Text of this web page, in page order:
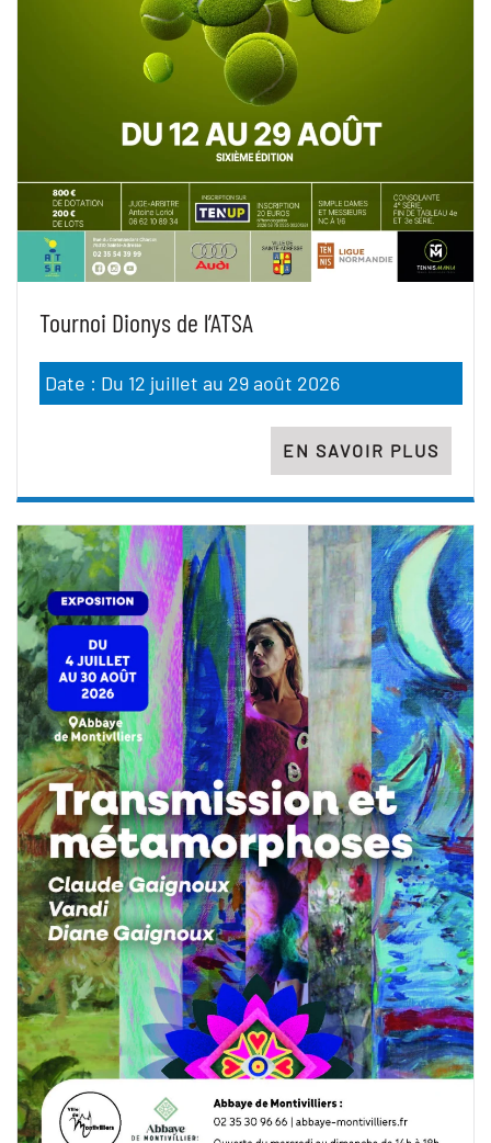
Tournoi Dionys de l’ATSA
Date : Du 12 juillet au 29 août 2026
EN SAVOIR PLUS